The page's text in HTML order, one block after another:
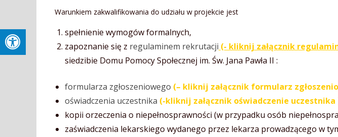
Warunkiem zakwalifikowania do udziału w projekcie jest
spełnienie wymogów formalnych,
zapoznanie się z regulaminem rekrutacji (- kliknij załącznik
siedzibie Domu Pomocy Społecznej im. Św. Jana Pawła II :
formularza zgłoszeniowego (– kliknij załącznik formularz
oświadczenia uczestnika (-kliknij załącznik oświadczenie uczestnika
kopii orzeczenia o niepełnosprawności (w przypadku osób
zaświadczenia lekarskiego wydanego przez lekarza prowadzącego w